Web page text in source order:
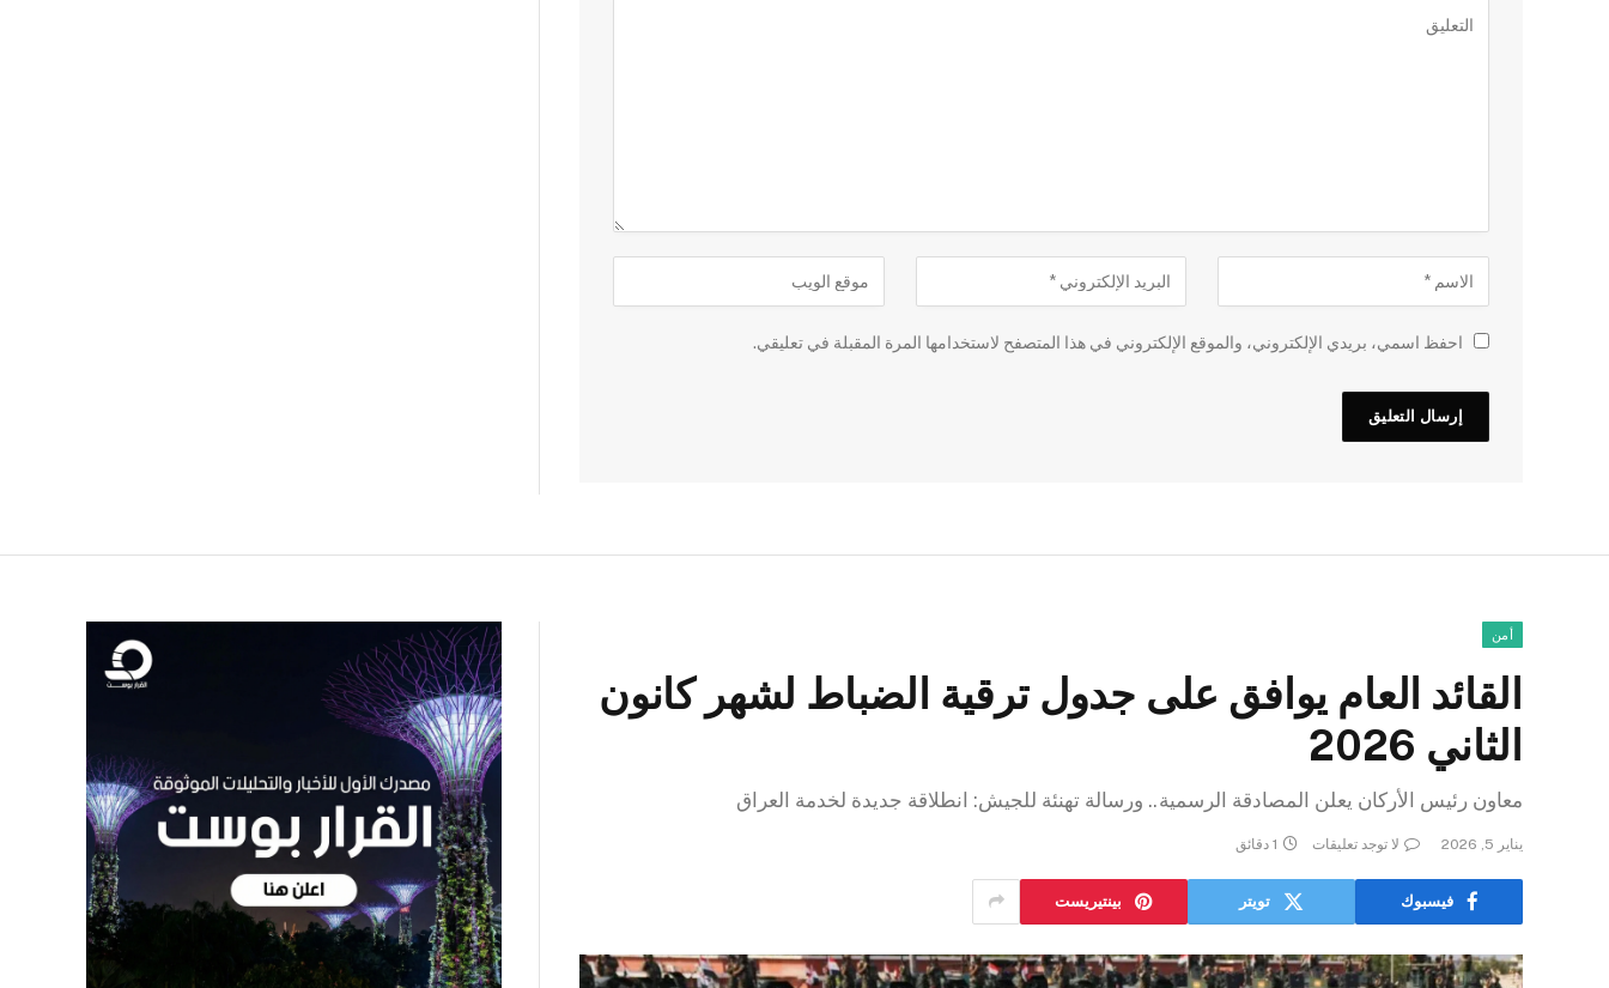
احفظ اسمي، بريدي الإلكتروني، والموقع الإلكتروني في هذا المتصفح لاستخدامها المرة المقبلة في تعليقي.
أمن
القائد العام يوافق على جدول ترقية الضباط لشهر كانون
الثاني 2026
معاون رئيس الأركان يعلن المصادقة الرسمية.. ورسالة تهنئة للجيش: انطلاقة جديدة لخدمة العراق
يناير 5, 2026 لا توجد تعليقات 1 دقائق
فيسبوك تويتر بينتيريست